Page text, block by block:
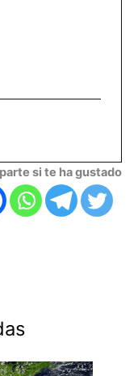
si te ha gustado